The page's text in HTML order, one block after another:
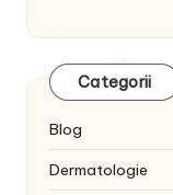
Categorii
Blog
Dermatologie